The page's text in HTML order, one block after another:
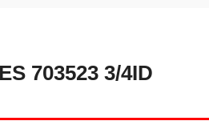
703523 3/4ID